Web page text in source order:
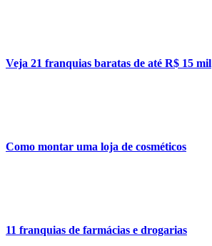
Veja 21 franquias baratas de até R$ 15 mil
Como montar uma loja de cosméticos
11 franquias de farmácias e drogarias